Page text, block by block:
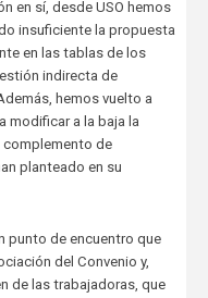
en sí, desde USO hemos
insuficiente la propuesta
en las tablas de los
indirecta de
hemos vuelto a
modificar a la baja la
complemento de
planteado en su
punto de encuentro que
del Convenio y,
de las trabajadoras, que